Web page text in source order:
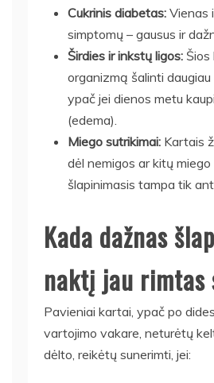
Cukrinis diabetas: Vienas
simptomų – gausus ir
Širdies ir inkstų ligos: Šios
organizmą šalinti daugiau
ypač jei dienos metu
(edema).
Miego sutrikimai: Kartais
dėl nemigos ar kitų miego
šlapinimasis tampa tik
Kada dažnas
naktį jau rimtas
Pavieniai kartai, ypač po
vartojimo vakare, neturėtų
dėlto, reikėtų sunerimti, jei: